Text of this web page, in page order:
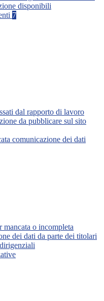
disponibili
7
dal rapporto di lavoro
da pubblicare sul sito
comunicazione dei dati
mancata o incompleta
dei dati da parte dei titolari